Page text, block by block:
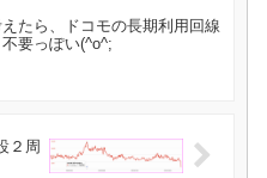
えたら、ドコモの長期利用回線
要っぽい(^o^;
２周